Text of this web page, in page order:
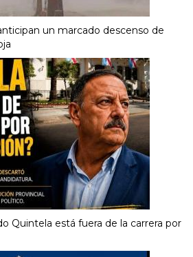
un marcado descenso de
Quintela está fuera de la carrera por